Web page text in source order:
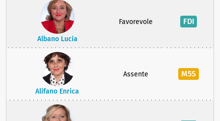
Albano Lucia
Favorevole FDI
Alifano Enrica
Assente M5S